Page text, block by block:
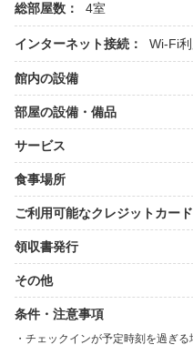
総部屋数： 4室
インターネット接続： Wi-Fi
館内の設備
部屋の設備・備品
サービス
食事場所
ご利用可能なクレジットカード
領収書発行
その他
条件・注意事項
チェックインが予定時刻を過ぎる